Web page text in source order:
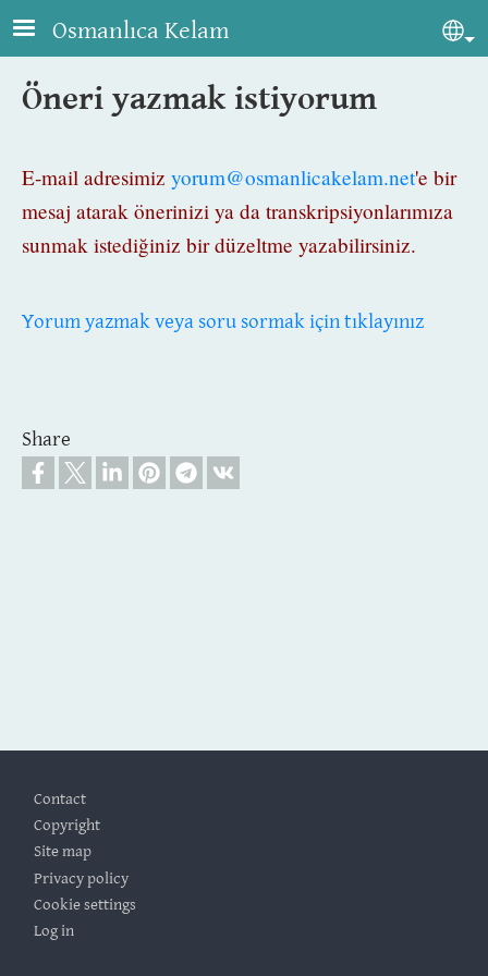
Skip to main content
Osmanlıca Kelam
Öneri yazmak istiyorum
E-mail adresimiz yorum@osmanlicakelam.net'e bir
mesaj atarak önerinizi ya da transkripsiyonlarımıza
sunmak istediğiniz bir düzeltme yazabilirsiniz.
Yorum yazmak veya soru sormak için tıklayınız
Share
Contact
Copyright
Site map
Privacy policy
Cookie settings
Log in